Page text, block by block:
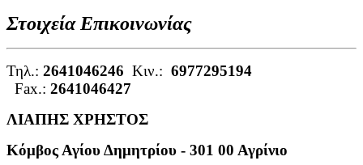
Στοιχεία Επικοινωνίας
Τηλ.: 2641046246 Κιν.: 6977295194
Fax.: 2641046427
ΛΙΑΠΗΣ ΧΡΗΣΤΟΣ
Κόμβος Αγίου Δημητρίου - 301 00 Αγρίνιο